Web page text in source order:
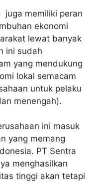
juga memiliki peran
ekonomi
lewat banyak
ini sudah
yang mendukung
lokal semacam
untuk pelaku
menengah).
ini masuk
yang memang
PT Sentra
menghasilkan
tinggi akan tetapi